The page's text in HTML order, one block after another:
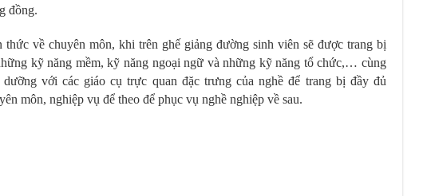
đồng.
thức về chuyên môn, khi trên ghế giảng đường sinh viên sẽ được trang bị
kỹ năng mềm, kỹ năng ngoại ngữ và những kỹ năng tổ chức,… cùng
với các giáo cụ trực quan đặc trưng của nghề để trang bị đầy đủ
môn, nghiệp vụ để theo để phục vụ nghề nghiệp về sau.